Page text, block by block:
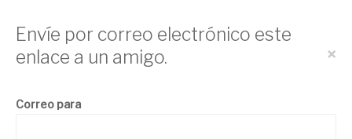
Envíe por correo electrónico este
enlace a un amigo.
×
Correo para